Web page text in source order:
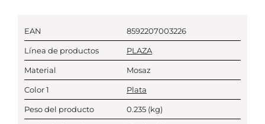
EAN 8592207003226
Línea de productos PLAZA
Material Mosaz
Color 1 Plata
Peso del producto 0.235 (kg)